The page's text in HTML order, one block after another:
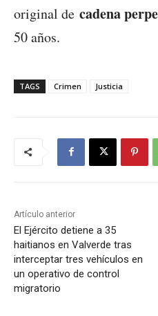
original de cadena
50 años.
TAGS Crimen Justicia
Artículo anterior
El Ejército detiene a 35
haitianos en Valverde tras
interceptar tres vehículos en
un operativo de control
migratorio